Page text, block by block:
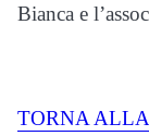
Bianca e
TORNA